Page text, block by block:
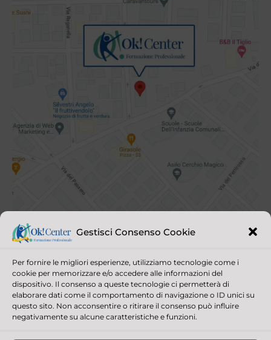
Gestisci Consenso Cookie
Per fornire le migliori esperienze, utilizziamo tecnologie come i
cookie per memorizzare e/o accedere alle informazioni del
dispositivo. Il consenso a queste tecnologie ci permetterà di
elaborare dati come il comportamento di navigazione o ID unici su
questo sito. Non acconsentire o ritirare il consenso può influire
negativamente su alcune caratteristiche e funzioni.